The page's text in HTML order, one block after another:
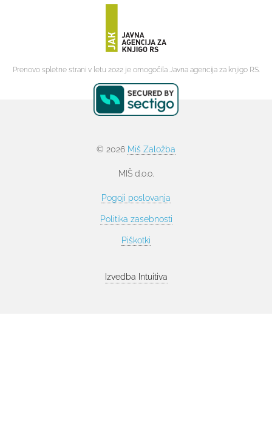
Prenovo spletne strani v letu 2022 je omogočila Javna agencija za knjigo RS.
© 2026 Miš Založba
MIŠ d.o.o.
Pogoji poslovanja
Politika zasebnosti
Piškotki
Izvedba Intuitiva